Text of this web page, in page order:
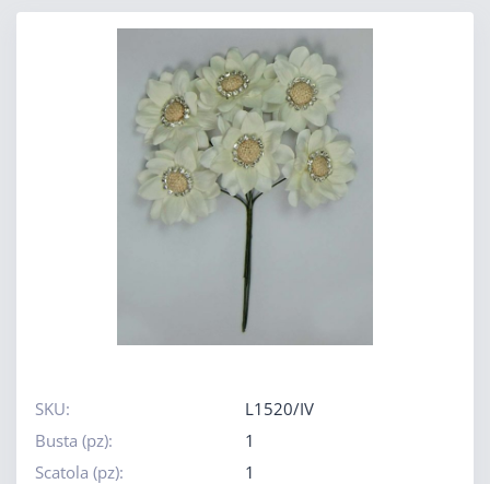
SKU:
L1520/IV
Busta (pz):
1
Scatola (pz):
1